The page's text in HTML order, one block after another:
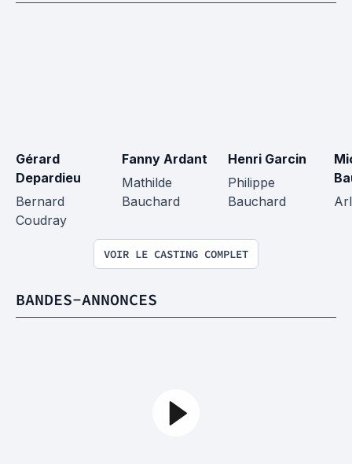
Gérard
Depardieu
Bernard
Coudray
Fanny Ardant
Mathilde
Bauchard
Henri Garcin
Philippe
Bauchard
VOIR LE CASTING COMPLET
BANDES-ANNONCES